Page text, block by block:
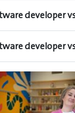
developer
developer